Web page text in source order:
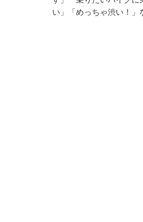
い」「めっちゃ渋い！